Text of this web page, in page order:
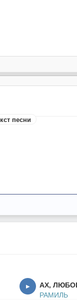
песни
▶ АХ,
РАМИЛЬ